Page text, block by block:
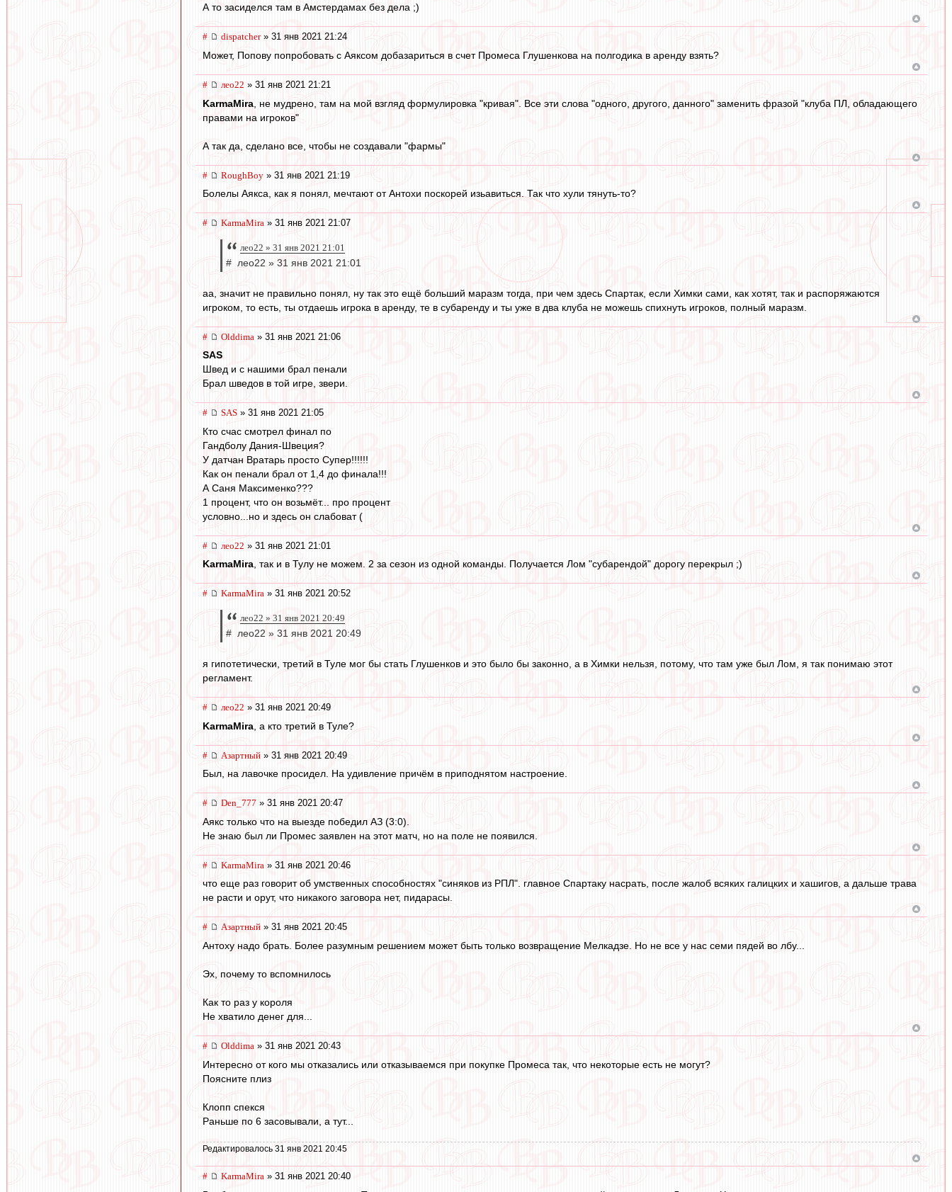
А то засиделся там в Амстердамах без дела ;)
# dispatcher» 31 янв 2021 21:24
Может, Попову попробовать с Аяксом добазариться в счет Промеса Глушенкова на полгодика в аренду взять?
# лео22 » 31 янв 2021 21:21
KarmaMira , не мудрено, там на мой взгляд формулировка "кривая". Все эти слова "одного, другого, данного" заменить фразой "клуба ПЛ, обладающего
правами на игроков"
А так да, сделано все, чтобы не создавали "фармы"
# RoughBoy » 31 янв 2021 21:19
Болелы Аякса, как я понял, мечтают от Антохи поскорей изьавиться. Так что хули тянуть-то?
# KarmaMira » 31 янв 2021 21:07
лео22 » 31 янв 2021 21:01
# лео22 » 31 янв 2021 21:01
аа, значит не правильно понял, ну так это ещё больший маразм тогда, при чем здесь Спартак, если Химки сами, как хотят, так и распоряжаются
игроком, то есть, ты отдаешь игрока в аренду, те в субаренду и ты уже в два клуба не можешь спихнуть игроков, полный маразм.
# Olddima » 31 янв 2021 21:06
SAS
Швед и с нашими брал пенали
Брал шведов в той игре, звери.
# SAS » 31 янв 2021 21:05
Кто счас смотрел финал по
Гандболу Дания-Швеция?
У датчан Вратарь просто Супер!!!!!!
Как он пенали брал от 1,4 до финала!!!
А Саня Максименко???
1 процент, что он возьмёт... про процент
условно...но и здесь он слабоват (
# лео22 » 31 янв 2021 21:01
KarmaMira, так и в Тулу не можем. 2 за сезон из одной команды. Получается Лом "субарендой" дорогу перекрыл ;)
# KarmaMira » 31 янв 2021 20:52
лео22 » 31 янв 2021 20:49
# лео22 » 31 янв 2021 20:49
я гипотетически, третий в Туле мог бы стать Глушенков и это было бы законно, а в Химки нельзя, потому, что там уже был Лом, я так понимаю этот
регламент.
# лео22 » 31 янв 2021 20:49
KarmaMira , а кто третий в Туле?
# Азартный » 31 янв 2021 20:49
Был, на лавочке просидел. На удивление причём в приподнятом настроение.
# Den_777 » 31 янв 2021 20:47
Аякс только что на выезде победил АЗ (3:0).
Не знаю был ли Промес заявлен на этот матч, но на поле не появился.
# KarmaMira » 31 янв 2021 20:46
что еще раз говорит об умственных способностях "синяков из РПЛ". главное Спартаку насрать, после жалоб всяких галицких и хашигов, а дальше трава
не расти и орут, что никакого заговора нет, пидарасы.
# Азартный » 31 янв 2021 20:45
Антоху надо брать. Более разумным решением может быть только возвращение Мелкадзе. Но не все у нас семи пядей во лбу...
Эх, почему то вспомнилось
Как то раз у короля
Не хватило денег для...
# Olddima » 31 янв 2021 20:43
Интересно от кого мы отказались или отказываемся при покупке Промеса так, что некоторые есть не могут?
Поясните плиз
Клопп спекся
Раньше по 6 засовывали, а тут...
Редактировалось 31 янв 2021 20:45
# KarmaMira » 31 янв 2021 20:40